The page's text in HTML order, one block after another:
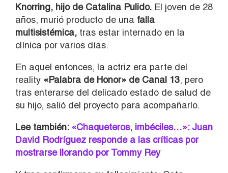
Knorring, hijo de Catalina Pulido. El joven de 28
años, murió producto de una falla
multisistémica, tras estar internado en la
clínica por varios días.
En aquel entonces, la actriz era parte del
reality «Palabra de Honor» de Canal 13, pero
tras enterarse del delicado estado de salud de
su hijo, salió del proyecto para acompañarlo.
Lee también: «Chaqueteros, imbéciles…»: Juan
David Rodríguez responde a las críticas por
mostrarse llorando por Tommy Rey